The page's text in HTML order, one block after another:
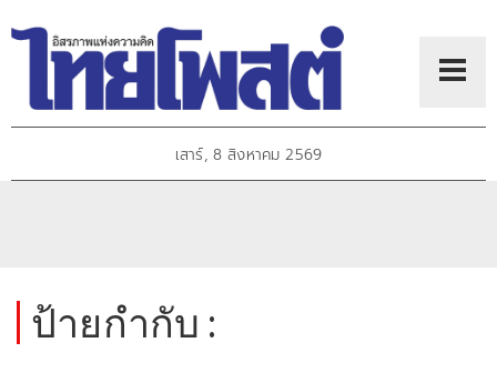
เสาร์, 8 สิงหาคม 2569
ป้ายกำกับ :